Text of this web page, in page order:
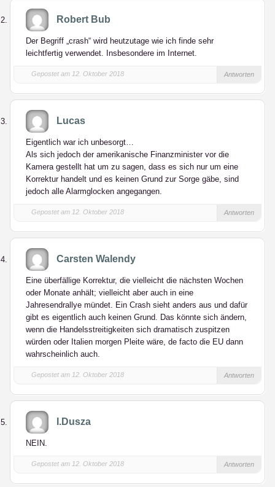
Robert Bub
Der Begriff „crash“ wird heutzutage wie ich finde sehr
leichtfertig verwendet. Insbesondere im Internet.
Gepostet am 12. Oktober 2018 Antworten
Lucas
Eigentlich war ich unbesorgt…
Als sich jedoch der amerikanische Finanzminister vor die
Kamera gestellt hat um zu sagen, dass es sich nur um eine
Korrektur handelt und es keinen Grund zur Sorge gäbe, sind
jedoch alle Alarmglocken angegangen.
Gepostet am 12. Oktober 2018 Antworten
Carsten Walendy
Eine überfällige Korrektur, die vielleicht die nächsten Wochen
oder Monate anhält; vielleicht aber auch in eine
Jahresendrallye mündet. Ein Crash sieht anders aus und dafür
gibt es eigentlich auch keinen Grund. Das könnte sich ändern,
wenn die Handelsstreitigkeiten sich dramatisch zuspitzen
würden oder Italien morgen Pleite wäre, de facto die EU dann
wahrscheinlich auch.
Gepostet am 12. Oktober 2018 Antworten
I.Dusza
NEIN.
Gepostet am 12. Oktober 2018 Antworten